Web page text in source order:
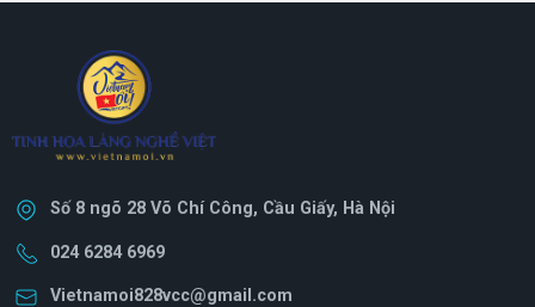
Số 8 ngõ 28 Võ Chí Công, Cầu Giấy, Hà Nội
024 6284 6969
Vietnamoi828vcc@gmail.com